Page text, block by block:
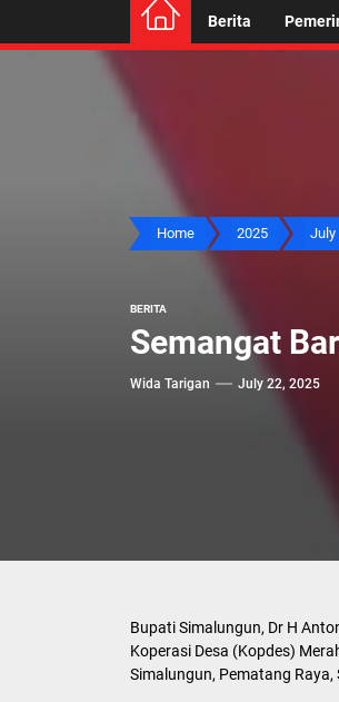
Berita
Home 2025 July
BERITA
Semangat
Wida Tarigan July 22, 2025
Bupati Simalungun, Dr H
Koperasi Desa (Kopdes)
Simalungun, Pematang